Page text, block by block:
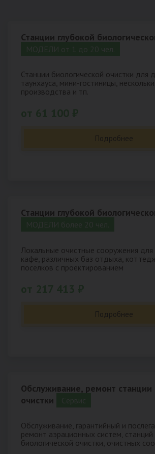
Станции глубокой
Станции биологической очистки для
таунхауса, мини-гостиницы,
производства и тп.
Подробнее
Станции глубокой
Локальные очистные сооружения для
кафе, различных баз отдыха,
поселков с проектированием
Подробнее
Обслуживание, ремонт станции
очистки
Обслуживание, гарантийный и
ремонт аэрационных систем, станций
биологической очистки, очистных